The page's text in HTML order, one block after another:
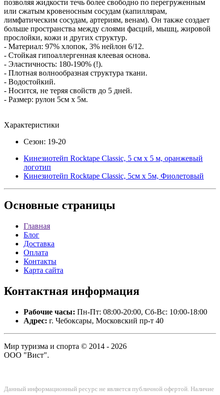
позволяя жидкости течь более свободно по перегруженным
или сжатым кровеносным сосудам (капиллярам,
лимфатическим сосудам, артериям, венам). Он также создает
больше пространства между слоями фасций, мышц, жировой
прослойки, кожи и других структур.
- Материал: 97% хлопок, 3% нейлон 6/12.
- Стойкая гипоаллергенная клеевая основа.
- Эластичность: 180-190% (!).
- Плотная волнообразная структура ткани.
- Водостойкий.
- Носится, не теряя свойств до 5 дней.
- Размер: рулон 5см х 5м.
Характеристики
Сезон: 19-20
Кинезиотейп Rocktape Classic, 5 см х 5 м, оранжевый
логотип
Кинезиотейп Rocktape Classic, 5см х 5м, Фиолетовый
Основные страницы
Главная
Блог
Доставка
Оплата
Контакты
Карта сайта
Контактная информация
Рабочие часы: Пн-Пт: 08:00-20:00, Сб-Вс: 10:00-18:00
Адрес: г. Чебоксары, Московский пр-т 40
Мир туризма и спорта © 2014 - 2026
ООО "Вист".
Данный информационный ресурс не является публичной офертой. Наличие